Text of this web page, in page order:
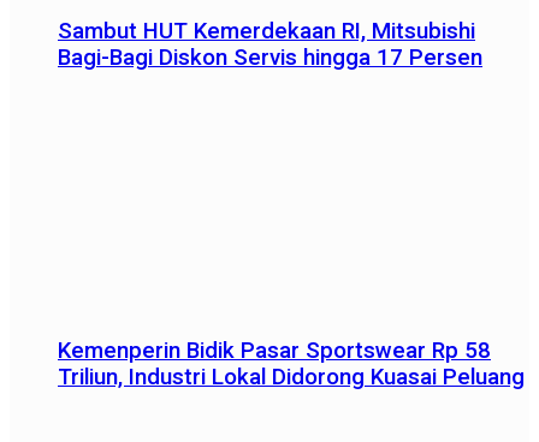
Sambut HUT Kemerdekaan RI, Mitsubishi
Bagi-Bagi Diskon Servis hingga 17 Persen
Kemenperin Bidik Pasar Sportswear Rp 58
Triliun, Industri Lokal Didorong Kuasai Peluang